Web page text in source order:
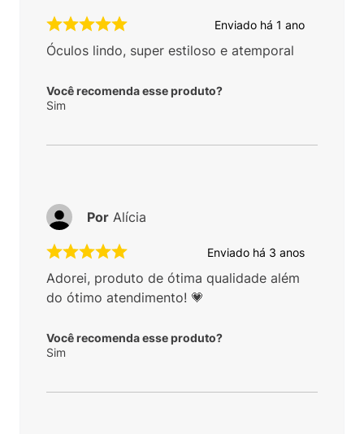
Enviado há 1 ano
Óculos lindo, super estiloso e atemporal
Você recomenda esse produto?
Sim
Enviado há 3 anos
Adorei, produto de ótima qualidade além
do ótimo atendimento! 💗
Você recomenda esse produto?
Sim
Por Alícia